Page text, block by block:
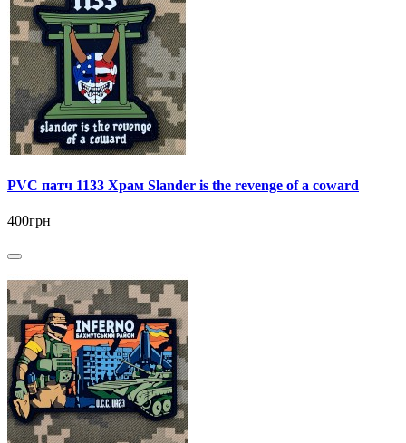
PVC патч 1133 Храм Slander is the revenge of a coward
400грн